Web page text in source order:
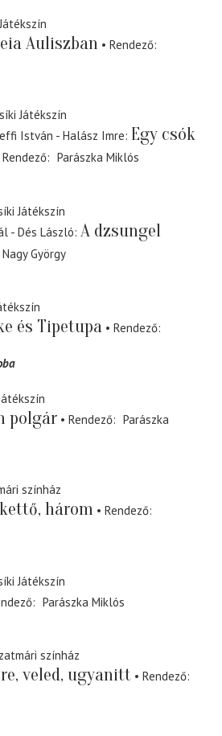
Auliszban
Rendező
Játékszín
István - Halász Imre Egy csók
Rendező
Parászka Miklós
Játékszín
- Dés László A dzsungel
Nagy György
és Tipetupa
Rendező
polgár Rendező
Parászka
színház
három
Rendező
Játékszín
Parászka Miklós
színház
veled, ugyanitt
Rendező